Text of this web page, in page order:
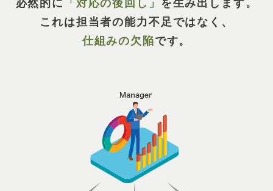
必然的に
「対応の後回し」
を生み出します。
これは担当者の能力不足ではなく、
仕組みの欠陥です。